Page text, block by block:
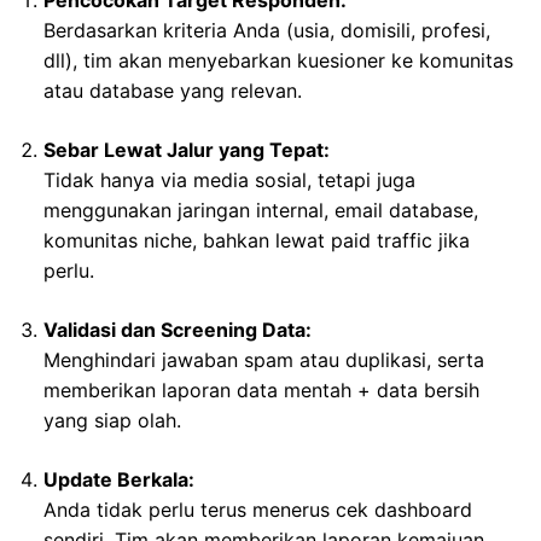
Berdasarkan kriteria Anda (usia, domisili, profesi,
dll), tim akan menyebarkan kuesioner ke komunitas
atau database yang relevan.
Sebar Lewat Jalur yang Tepat:
Tidak hanya via media sosial, tetapi juga
menggunakan jaringan internal, email database,
komunitas niche, bahkan lewat paid traffic jika
perlu.
Validasi dan Screening Data:
Menghindari jawaban spam atau duplikasi, serta
memberikan laporan data mentah + data bersih
yang siap olah.
Update Berkala:
Anda tidak perlu terus menerus cek dashboard